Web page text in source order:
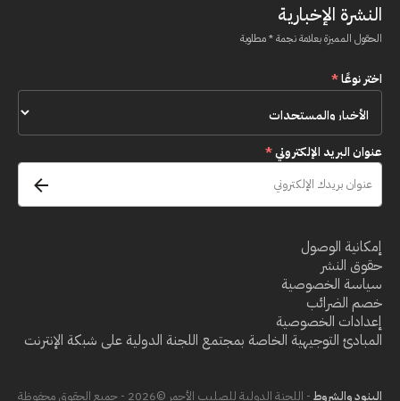
النشرة الإخبارية
الحقول المميزة بعلامة نجمة * مطلوبة
اختر نوعًا*
عنوان البريد الإلكتروني*
إمكانية الوصول
حقوق النشر
سياسة الخصوصية
خصم الضرائب
إعدادات الخصوصية
المبادئ التوجيهية الخاصة بمجتمع اللجنة الدولية على شبكة الإنترنت
البنود والشروط - اللجنة الدولية للصليب الأحمر ©2026 - جميع الحقوق محفوظة